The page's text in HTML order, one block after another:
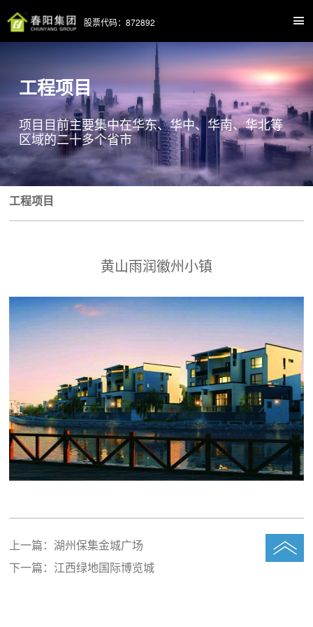
股票代码：872892
工程项目
项目目前主要集中在华东、华中、华南、华北等
区域的二十多个省市
工程项目
黄山雨润徽州小镇
上一篇： 湖州保集金城广场
下一篇： 江西绿地国际博览城